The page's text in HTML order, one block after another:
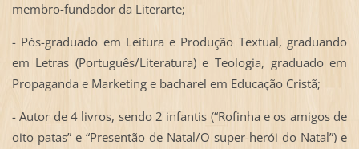
membro-fundador da Literarte;
- Pós-graduado em Leitura e Produção Textual, graduando
em Letras (Português/Literatura) e Teologia, graduado em
Propaganda e Marketing e bacharel em Educação Cristã;
- Autor de 4 livros, sendo 2 infantis (“Rofinha e os amigos de
oito patas” e “Presentão de Natal/O super-herói do Natal”) e